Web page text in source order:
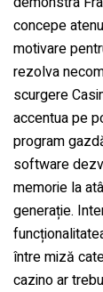
Bag
concepe
motivare
rezolva
scurgere
accentua pe
program
software
memorie la
generație.
între miză
cazino ar